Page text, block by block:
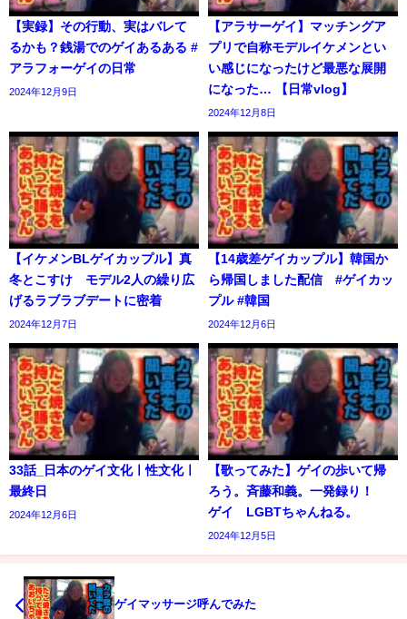
【実録】その行動、実はバレて
るかも？銭湯でのゲイあるある #
アラフォーゲイの日常
2024年12月9日
【アラサーゲイ】マッチングア
プリで自称モデルイケメンとい
い感じになったけど最悪な展開
になった… 【日常vlog】
2024年12月8日
【イケメンBLゲイカップル】真
冬とこすけ モデル2人の繰り広
げるラブラブデートに密着
2024年12月7日
【14歳差ゲイカップル】韓国か
ら帰国しました配信 #ゲイカッ
プル #韓国
2024年12月6日
33話_日本のゲイ文化ㅣ性文化ㅣ
最終日
2024年12月6日
【歌ってみた】ゲイの歩いて帰
ろう。斉藤和義。一発録り！
ゲイ LGBTちゃんねる。
2024年12月5日
ゲイマッサージ呼んでみた